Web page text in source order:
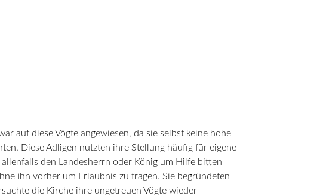
auf diese Vögte angewiesen, da sie selbst keine hohe
Diese Adligen nutzten ihre Stellung häufig für eigene
den Landesherrn oder König um Hilfe bitten
ihn vorher um Erlaubnis zu fragen. Sie begründeten
die Kirche ihre ungetreuen Vögte wieder